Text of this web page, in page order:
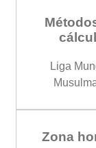
Liga
Zona